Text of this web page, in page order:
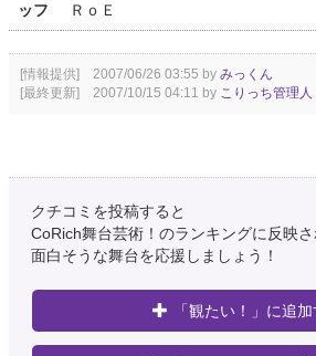
ッフ
ＲｏＥ
[情報提供] 2007/06/26 03:55 by みっくん
[最終更新] 2007/10/15 04:11 by こりっち管理人
クチコミを投稿すると
CoRich舞台芸術！のランキングに反映さ
面白そうな舞台を応援しましょう！
「観たい！」に追加